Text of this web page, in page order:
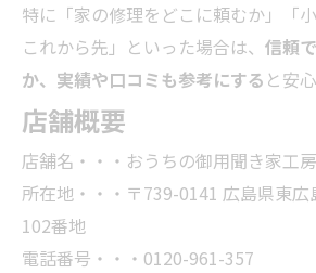
特に「家の修理をどこに頼むか」「
これから先」といった場合は、 信頼
か、実績や口コミも参考にする と安
店舗概要
店舗名・・・おうちの御用聞き家工
所在地・・・〒739-0141 広島県東
102番地
電話番号・・・0120-961-357